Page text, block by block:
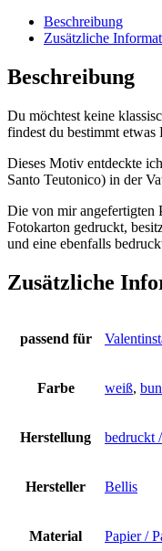
Beschreibung
Zusätzliche
Beschreibung
Du möchtest keine
findest du bestimmt etwas
Dieses Motiv entdeckte
Santo Teutonico) in der
Die von mir angefertigten
Fotokarton gedruckt,
und eine ebenfalls
Zusätzliche
passend für
Farbe weiß,
Herstellung bedruckt
Hersteller Bellis
Material Papier /